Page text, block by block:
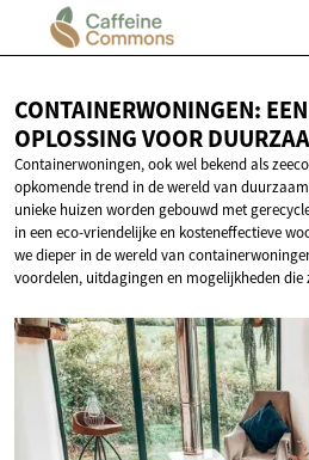
CONTAINERWONINGEN:
OPLOSSING VOOR
Containerwoningen, ook wel bekend als
opkomende trend in de wereld van
unieke huizen worden gebouwd met
in een eco-vriendelijke en kosteneffectieve
we dieper in de wereld van
voordelen, uitdagingen en mogelijkheden die